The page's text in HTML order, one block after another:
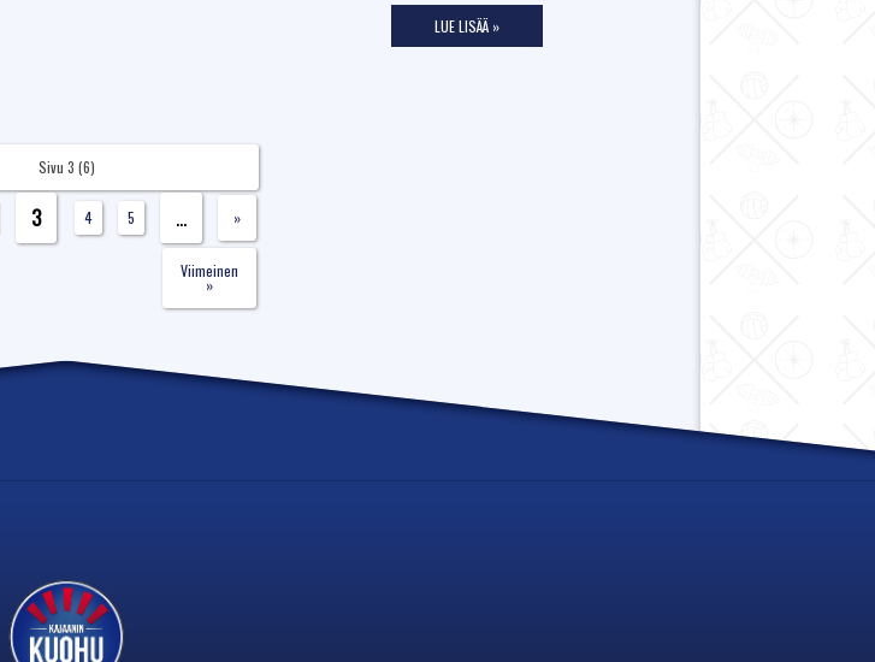
LUE LISÄÄ »
Sivu 3 (6)
3 4 5 ... »
Viimeinen
»